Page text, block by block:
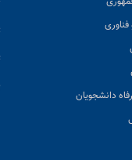
دانشجویان